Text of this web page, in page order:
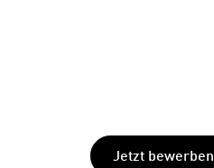
Jetzt bewerben